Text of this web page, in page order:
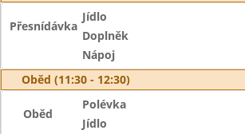
Přesnídávka
Jídlo
Doplněk
Nápoj
Oběd (11:30 - 12:30)
Oběd
Polévka
Jídlo